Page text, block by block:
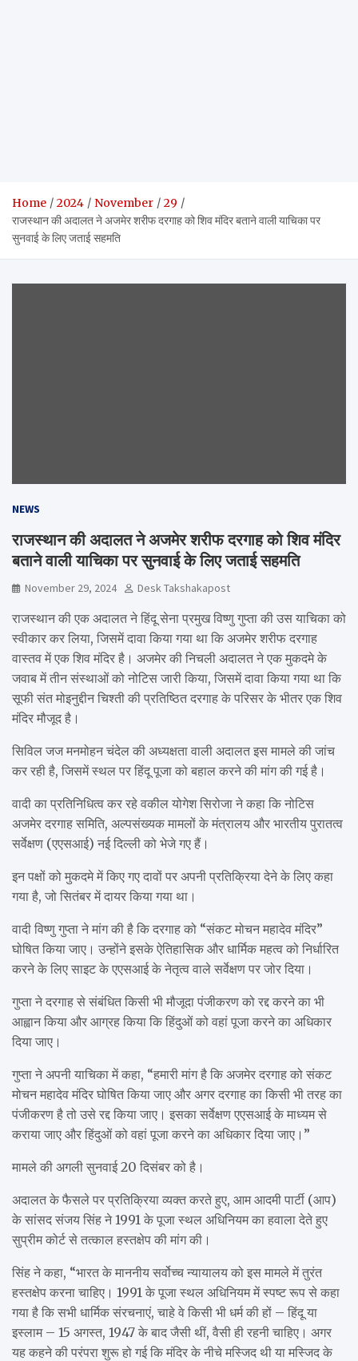
Home 2024 November
29
राजस्थान की अदालत ने अजमेर शरीफ दरगाह को शिव मंदिर बताने वाली याचिका पर
सुनवाई के लिए जताई सहमति
NEWS
राजस्थान की अदालत ने अजमेर शरीफ दरगाह को शिव मंदिर
बताने वाली याचिका पर सुनवाई के लिए जताई सहमति
November 29, 2024 Desk Takshakapost
राजस्थान की एक अदालत ने हिंदू सेना प्रमुख विष्णु गुप्ता की उस याचिका को
स्वीकार कर लिया, जिसमें दावा किया गया था कि अजमेर शरीफ दरगाह
वास्तव में एक शिव मंदिर है। अजमेर की निचली अदालत ने एक मुकदमे के
जवाब में तीन संस्थाओं को नोटिस जारी किया, जिसमें दावा किया गया था कि
सूफी संत मोइनुद्दीन चिश्ती की प्रतिष्ठित दरगाह के परिसर के भीतर एक शिव
मंदिर मौजूद है।
सिविल जज मनमोहन चंदेल की अध्यक्षता वाली अदालत इस मामले की जांच
कर रही है, जिसमें स्थल पर हिंदू पूजा को बहाल करने की मांग की गई है।
वादी का प्रतिनिधित्व कर रहे वकील योगेश सिरोजा ने कहा कि नोटिस
अजमेर दरगाह समिति, अल्पसंख्यक मामलों के मंत्रालय और भारतीय पुरातत्व
सर्वेक्षण (एएसआई) नई दिल्ली को भेजे गए हैं।
इन पक्षों को मुकदमे में किए गए दावों पर अपनी प्रतिक्रिया देने के लिए कहा
गया है, जो सितंबर में दायर किया गया था।
वादी विष्णु गुप्ता ने मांग की है कि दरगाह को “संकट मोचन महादेव मंदिर”
घोषित किया जाए। उन्होंने इसके ऐतिहासिक और धार्मिक महत्व को निर्धारित
करने के लिए साइट के एएसआई के नेतृत्व वाले सर्वेक्षण पर जोर दिया।
गुप्ता ने दरगाह से संबंधित किसी भी मौजूदा पंजीकरण को रद्द करने का भी
आह्वान किया और आग्रह किया कि हिंदुओं को वहां पूजा करने का अधिकार
दिया जाए।
गुप्ता ने अपनी याचिका में कहा, “हमारी मांग है कि अजमेर दरगाह को संकट
मोचन महादेव मंदिर घोषित किया जाए और अगर दरगाह का किसी भी तरह का
पंजीकरण है तो उसे रद्द किया जाए। इसका सर्वेक्षण एएसआई के माध्यम से
कराया जाए और हिंदुओं को वहां पूजा करने का अधिकार दिया जाए।”
मामले की अगली सुनवाई 20 दिसंबर को है।
अदालत के फैसले पर प्रतिक्रिया व्यक्त करते हुए, आम आदमी पार्टी (आप)
के सांसद संजय सिंह ने 1991 के पूजा स्थल अधिनियम का हवाला देते हुए
सुप्रीम कोर्ट से तत्काल हस्तक्षेप की मांग की।
सिंह ने कहा, “भारत के माननीय सर्वोच्च न्यायालय को इस मामले में तुरंत
हस्तक्षेप करना चाहिए। 1991 के पूजा स्थल अधिनियम में स्पष्ट रूप से कहा
गया है कि सभी धार्मिक संरचनाएं, चाहे वे किसी भी धर्म की हों – हिंदू या
इस्लाम – 15 अगस्त, 1947 के बाद जैसी थीं, वैसी ही रहनी चाहिए। अगर
यह कहने की परंपरा शुरू हो गई कि मंदिर के नीचे मस्जिद थी या मस्जिद के